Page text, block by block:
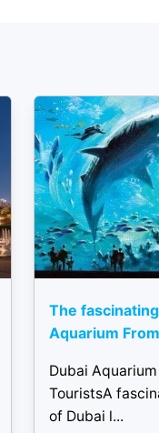
The
Aquarium
Dubai Aquarium
TouristsA
of Dubai l...